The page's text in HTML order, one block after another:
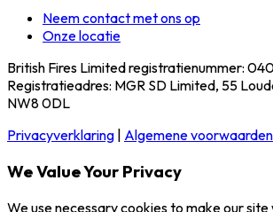
Neem contact met ons op
Onze locatie
British Fires Limited registratienummer:
Registratieadres: MGR SD Limited, 55
NW8 0DL
Privacyverklaring Algemene voorwaarden
We Value Your Privacy
We use necessary cookies to make our